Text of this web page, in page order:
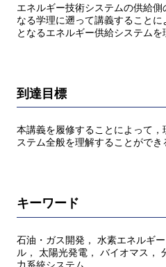
エネルギー技術システムの供給
なる学理に遡って講義すること
となるエネルギー供給システムを
到達目標
本講義を履修することによって
ステム全般を理解することができ
キーワード
石油・ガス開発， 水素エネルギ
ル， 太陽光発電， バイオマス，